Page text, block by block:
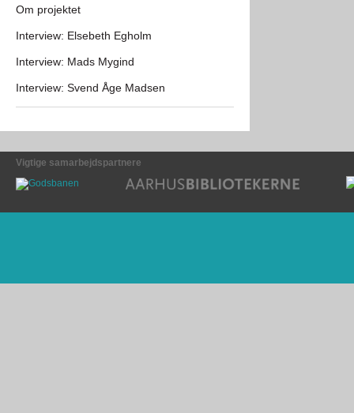
Om projektet
Interview: Elsebeth Egholm
Interview: Mads Mygind
Interview: Svend Åge Madsen
Vigtige samarbejdspartnere